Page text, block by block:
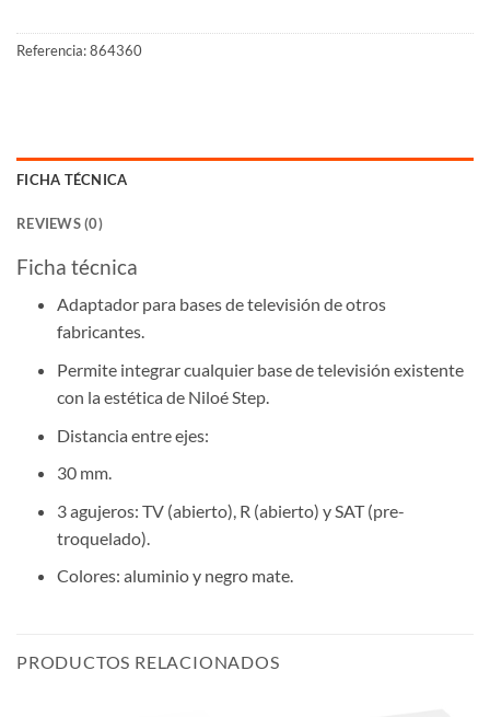
Referencia:864360
FICHA TÉCNICA
REVIEWS (0)
Ficha técnica
Adaptador para bases de televisión de otros
fabricantes.
Permite integrar cualquier base de televisión existente
con la estética de Niloé Step.
Distancia entre ejes:
30 mm.
3 agujeros: TV (abierto), R (abierto) y SAT (pre-
troquelado).
Colores: aluminio y negro mate.
PRODUCTOS RELACIONADOS